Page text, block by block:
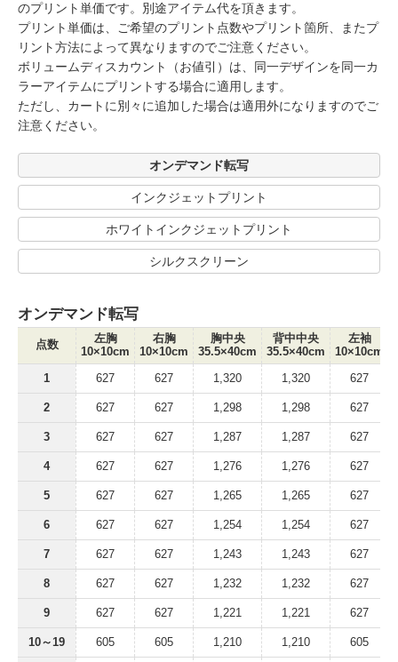
のプリント単価です。別途アイテム代を頂きます。
プリント単価は、ご希望のプリント点数やプリント箇所、またプ
リント方法によって異なりますのでご注意ください。
ボリュームディスカウント（お値引）は、同一デザインを同一カ
ラーアイテムにプリントする場合に適用します。
ただし、カートに別々に追加した場合は適用外になりますのでご
注意ください。
オンデマンド転写
インクジェットプリント
ホワイトインクジェットプリント
シルクスクリーン
オンデマンド転写
点数
左胸
10×10cm
右胸
10×10cm
胸中央
35.5×40cm
背中中央
35.5×40cm
左袖
10×10cm
1 627 627 1,320 1,320 627
2 627 627 1,298 1,298 627
3 627 627 1,287 1,287 627
4 627 627 1,276 1,276 627
5 627 627 1,265 1,265 627
6 627 627 1,254 1,254 627
7 627 627 1,243 1,243 627
8 627 627 1,232 1,232 627
9 627 627 1,221 1,221 627
10～19 605 605 1,210 1,210 605